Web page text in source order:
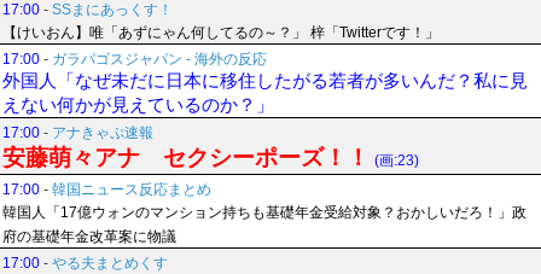
17:00 - SSまにあっくす！
【けいおん】唯「あずにゃん何してるの～？」 梓「Twitterです！」
17:00 - ガラパゴスジャパン - 海外の反応
外国人「なぜ未だに日本に移住したがる若者が多いんだ？私に見
えない何かが見えているのか？」
17:00 - アナきゃぷ速報
安藤萌々アナ セクシーポーズ！！
(画:23)
17:00 - 韓国ニュース反応まとめ
韓国人「17億ウォンのマンション持ちも基礎年金受給対象？おかしいだろ！」政
府の基礎年金改革案に物議
17:00 - やる夫まとめくす